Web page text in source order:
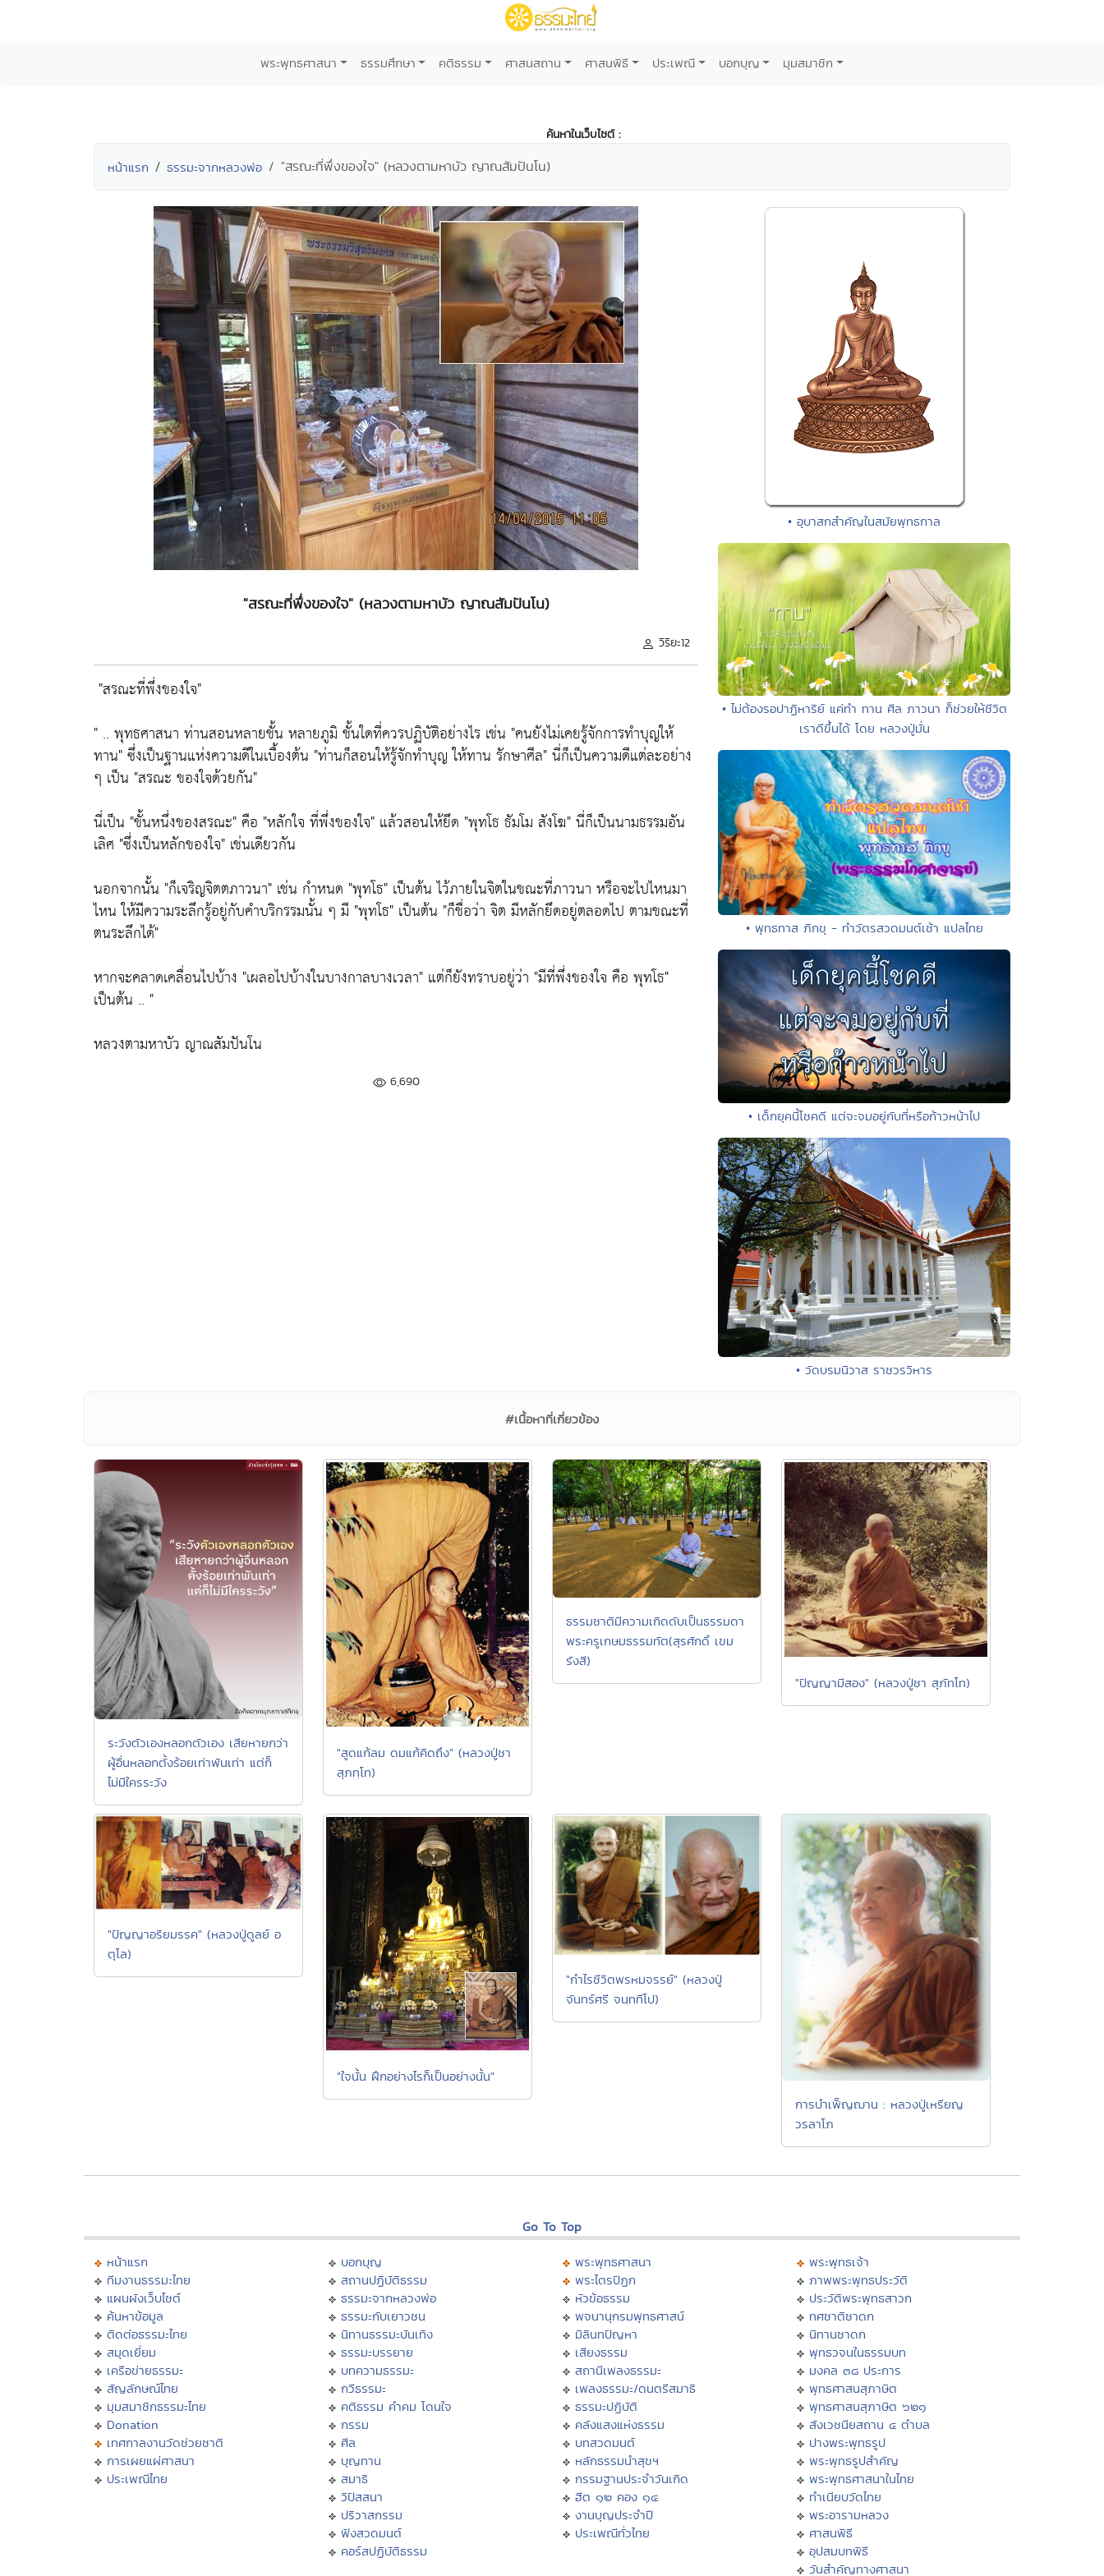
พระพุทธศาสนา ธรรมศึกษา คติธรรม ศาสนสถาน ศาสนพิธี ประเพณี บอกบุญ มุมสมาชิก
ค้นหาในเว็บไซต์ :
หน้าแรก ธรรมะจากหลวงพ่อ "สรณะที่พึ่งของใจ" (หลวงตามหาบัว ญาณสัมปันโน)
"สรณะที่พึ่งของใจ" (หลวงตามหาบัว ญาณสัมปันโน)
วิริยะ12
"สรณะที่พึ่งของใจ"
" .. พุทธศาสนา ท่านสอนหลายชั้น หลายภูมิ ชั้นใดที่ควรปฏิบัติอย่างไร เช่น "คนยังไม่เคยรู้จักการทำบุญให้
ทาน"ซึ่งเป็นฐานแห่งความดีในเบื้องต้น "ท่านก็สอนให้รู้จักทำบุญ ให้ทาน รักษาศีล"นี่ก็เป็นความดีแต่ละอย่าง
ๆ เป็น "สรณะ ของใจด้วยกัน"
นี่เป็น "ขั้นหนึ่งของสรณะ"คือ "หลักใจ ที่พึ่งของใจ" แล้วสอนให้ยึด "พุทโธ ธัมโม สังโฆ"นี่ก็เป็นนามธรรมอัน
เลิศ "ซึ่งเป็นหลักของใจ" เช่นเดียวกัน
นอกจากนั้น "ก็เจริญจิตตภาวนา" เช่น กำหนด "พุทโธ" เป็นต้น ไว้ภายในจิตในขณะที่ภาวนา หรือจะไปไหนมา
ไหน ให้มีความระลึกรู้อยู่กับคำบริกรรมนั้น ๆ มี "พุทโธ" เป็นต้น "ก็ชื่อว่า จิต มีหลักยึดอยู่ตลอดไป ตามขณะที่
ตนระลึกได้"
หากจะคลาดเคลื่อนไปบ้าง "เผลอไปบ้างในบางกาลบางเวลา" แต่ก็ยังทราบอยู่ว่า "มีที่พึ่งของใจ คือ พุทโธ"
เป็นต้น .. "
หลวงตามหาบัว ญาณสัมปันโน
6,690
• อุบาสกสำคัญในสมัยพุทธกาล
• ไม่ต้องรอปาฏิหาริย์ แค่ทำ ทาน ศีล ภาวนา ก็ช่วยให้ชีวิต
เราดีขึ้นได้ โดย หลวงปู่มั่น
• พุทธทาส ภิกขุ - ทำวัตรสวดมนต์เช้า แปลไทย
• เด็กยุคนี้โชคดี แต่จะจมอยู่กับที่หรือก้าวหน้าไป
• วัดบรมนิวาส ราชวรวิหาร
#เนื้อหาที่เกี่ยวข้อง
ระวังตัวเองหลอกตัวเอง เสียหายกว่า
ผู้อื่นหลอกตั้งร้อยเท่าพันเท่า แต่ก็
ไม่มีใครระวัง
"สูดแก้ลม ดมแก้คิดถึง" (หลวงปู่ชา
สุภทฺโท)
ธรรมชาติมีความเกิดดับเป็นธรรมดา
พระครูเกษมธรรมทัต(สุรศักดิ์ เขม
รังสี)
"ปัญญามีสอง" (หลวงปู่ชา สุภัทโท)
"ปัญญาอริยมรรค" (หลวงปู่ดูลย์ อ
ตุโล)
"ใจนั้น ฝึกอย่างไรก็เป็นอย่างนั้น"
"กำไรชีวิตพรหมจรรย์" (หลวงปู่
จันทร์ศรี จนฺททีโป)
การบำเพ็ญฌาน : หลวงปู่เหรียญ
วรลาโภ
Go To Top
หน้าแรก
ทีมงานธรรมะไทย
แผนผังเว็บไซต์
ค้นหาข้อมูล
ติดต่อธรรมะไทย
สมุดเยี่ยม
เครือข่ายธรรมะ
สัญลักษณ์ไทย
มุมสมาชิกธรรมะไทย
Donation
เทศกาลงานวัดช่วยชาติ
การเผยแผ่ศาสนา
ประเพณีไทย
บอกบุญ
สถานปฏิบัติธรรม
ธรรมะจากหลวงพ่อ
ธรรมะกับเยาวชน
นิทานธรรมะบันเทิง
ธรรมะบรรยาย
บทความธรรมะ
กวีธรรมะ
คติธรรม คำคม โดนใจ
กรรม
ศีล
บุญทาน
สมาธิ
วิปัสสนา
ปริวาสกรรม
ฟังสวดมนต์
คอร์สปฏิบัติธรรม
พระพุทธศาสนา
พระไตรปิฏก
หัวข้อธรรม
พจนานุกรมพุทธศาสน์
มิลินทปัญหา
เสียงธรรม
สถานีเพลงธรรมะ
เพลงธรรมะ/ดนตรีสมาธิ
ธรรมะปฏิบัติ
คลังแสงแห่งธรรม
บทสวดมนต์
หลักธรรมนำสุขฯ
กรรมฐานประจำวันเกิด
ฮีต ๑๒ คอง ๑๔
งานบุญประจำปี
ประเพณีทั่วไทย
พระพุทธเจ้า
ภาพพระพุทธประวัติ
ประวัติพระพุทธสาวก
ทศชาติชาดก
นิทานชาดก
พุทธวจนในธรรมบท
มงคล ๓๘ ประการ
พุทธศาสนสุภาษิต
พุทธศาสนสุภาษิต ๖๒๑
สังเวชนียสถาน ๔ ตำบล
ปางพระพุทธรูป
พระพุทธรูปสำคัญ
พระพุทธศาสนาในไทย
ทำเนียบวัดไทย
พระอารามหลวง
ศาสนพิธี
อุปสมบทพิธี
วันสำคัญทางศาสนา